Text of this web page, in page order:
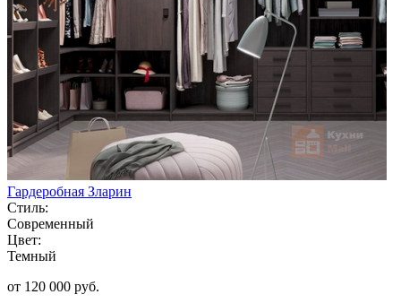
Гардеробная Зларин
Стиль:
Современный
Цвет:
Темный
от 120 000 руб.